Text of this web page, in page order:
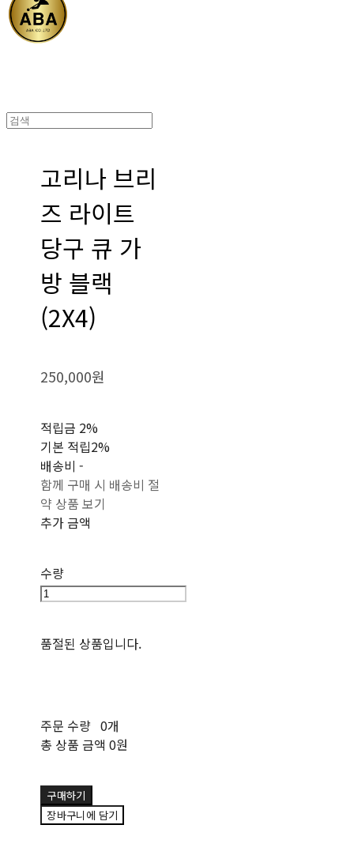
고리나 브리
즈 라이트
당구 큐 가
방 블랙
(2X4)
250,000원
적립금 2%
기본 적립2%
배송비-
함께 구매 시 배송비 절
약 상품 보기
추가 금액
수량
품절된 상품입니다.
주문 수량 0개
총 상품 금액 0원
구매하기
장바구니에 담기